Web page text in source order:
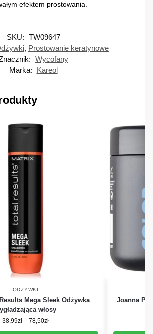
efektem prostowania.
SKU: TW09647
, Prostowanie keratynowe
Wycofany
Marka:
Kareol
ODŻYWKI
Mega Sleek Odżywka
włosy
38,99zł – 78,50zł
Joanna